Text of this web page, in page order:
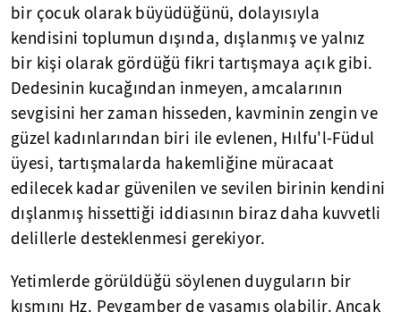
bir çocuk olarak büyüdüğünü, dolayısıyla
kendisini toplumun dışında, dışlanmış ve yalnız
bir kişi olarak gördüğü fikri tartışmaya açık gibi.
Dedesinin kucağından inmeyen, amcalarının
sevgisini her zaman hisseden, kavminin zengin ve
güzel kadınlarından biri ile evlenen, Hılfu'l-Füdul
üyesi, tartışmalarda hakemliğine müracaat
edilecek kadar güvenilen ve sevilen birinin kendini
dışlanmış hissettiği iddiasının biraz daha kuvvetli
delillerle desteklenmesi gerekiyor.
Yetimlerde görüldüğü söylenen duyguların bir
kısmını Hz. Peygamber de yaşamış olabilir. Ancak